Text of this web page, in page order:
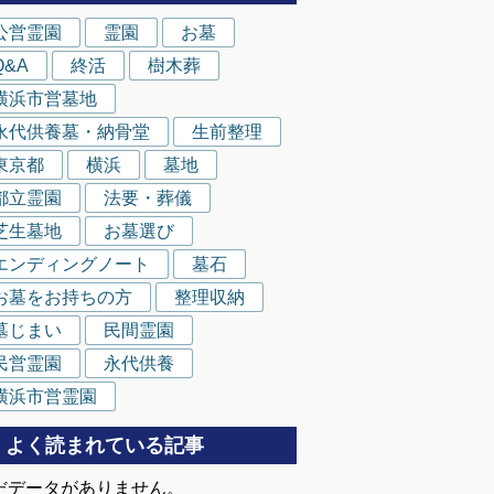
営霊園 霊園
お墓
終活
樹木葬
浜市営墓地
代供養墓・納骨堂
生前整理
京都
横浜
墓地
立霊園
法要・葬儀
生墓地
お墓選び
ンディングノート
墓石
墓をお持ちの方
整理収納
じまい
民間霊園
営霊園
永代供養
浜市営霊園
よく読まれている記事
データがありません。